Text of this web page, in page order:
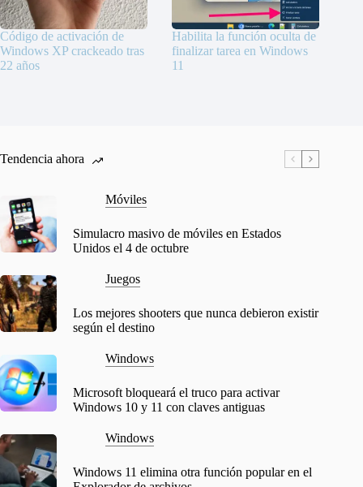
Código de activación de
Windows XP crackeado tras
22 años
Habilita la función oculta de
finalizar tarea en Windows
11
Tendencia ahora
Móviles
Simulacro masivo de móviles en Estados
Unidos el 4 de octubre
Juegos
Los mejores shooters que nunca debieron existir
según el destino
Windows
Microsoft bloqueará el truco para activar
Windows 10 y 11 con claves antiguas
Windows
Windows 11 elimina otra función popular en el